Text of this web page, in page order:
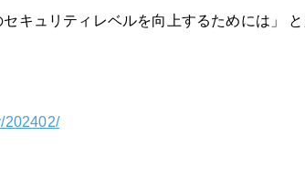
キュリティレベルを向上するためには」
202402/